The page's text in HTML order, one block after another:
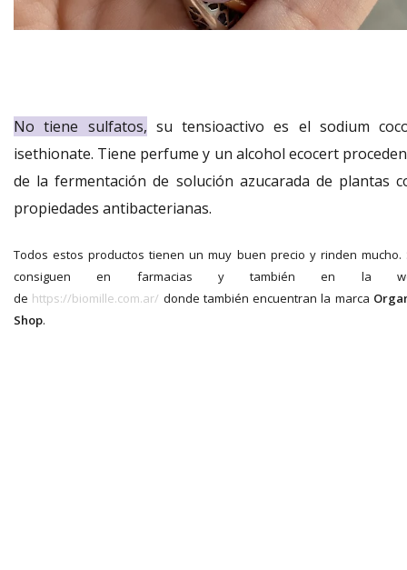
No tiene sulfatos, su tensioactivo es el sodium
isethionate. Tiene perfume y un alcohol ecocert
de la fermentación de solución azucarada de plantas
propiedades antibacterianas.
Todos estos productos tienen un muy buen precio y rinden mucho.
consiguen en farmacias y también en la
de https://biomille.com.ar/ donde también encuentran la marca
Shop.